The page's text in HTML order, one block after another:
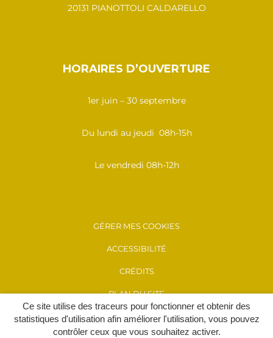
Ce site utilise des traceurs pour fonctionner et obtenir des
statistiques d'utilisation afin améliorer l'utilisation, vous pouvez
contrôler ceux que vous souhaitez activer.
20131 PIANOTTOLI CALDARELLO
HORAIRES D’OUVERTURE
1er juin – 30 septembre
Du lundi au jeudi 08h-15h
Le vendredi 08h-12h
GÉRER MES COOKIES
ACCESSIBILITÉ
CRÉDITS
PLAN DU SITE
MENTIONS LÉGALES